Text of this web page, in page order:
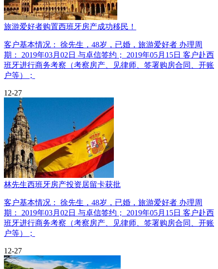
旅游爱好者购置西班牙房产成功移民！
客户基本情况： 徐先生，48岁，已婚，旅游爱好者 办理周
期： 2019年03月02日 与卓信签约； 2019年05月15日 客户赴西
班牙进行商务考察（考察房产、见律师、签署购房合同、开账
户等）；
12-27
林先生西班牙房产投资居留卡获批
客户基本情况： 徐先生，48岁，已婚，旅游爱好者 办理周
期： 2019年03月02日 与卓信签约； 2019年05月15日 客户赴西
班牙进行商务考察（考察房产、见律师、签署购房合同、开账
户等）；
12-27